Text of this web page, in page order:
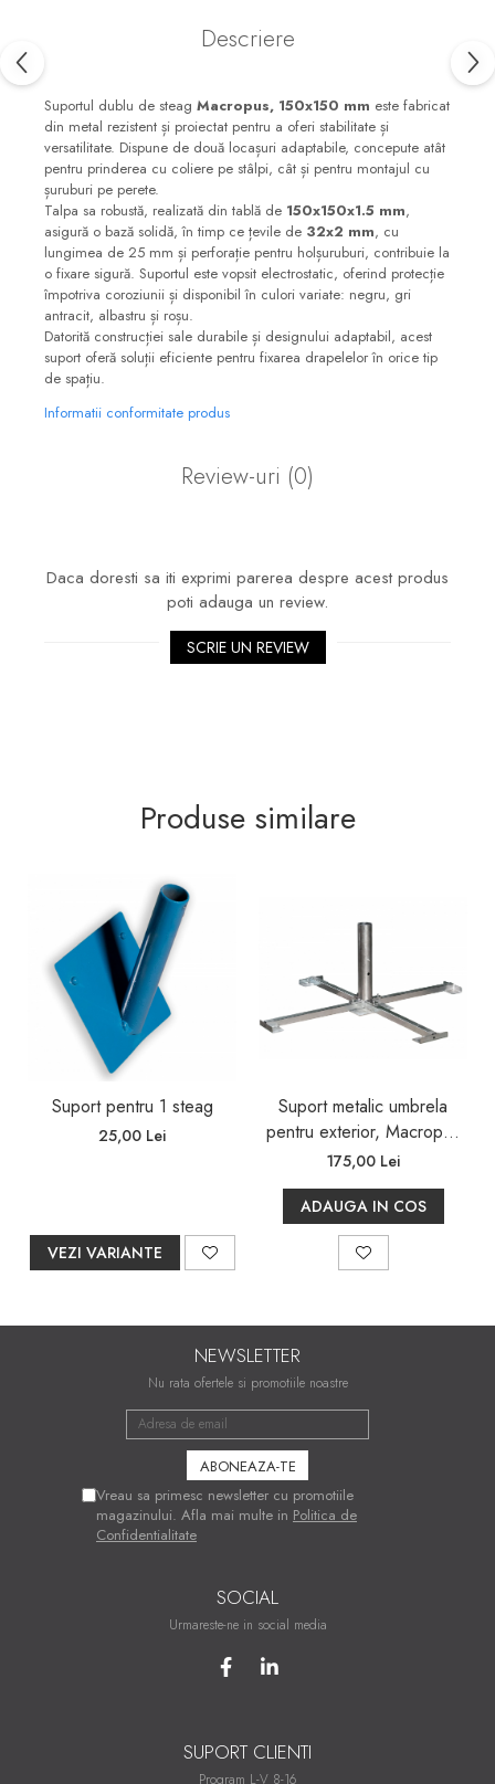
Descriere
Suportul dublu de steag Macropus, 150x150 mm este fabricat
din metal rezistent și proiectat pentru a oferi stabilitate și
versatilitate. Dispune de două locașuri adaptabile, concepute atât
pentru prinderea cu coliere pe stâlpi, cât și pentru montajul cu
șuruburi pe perete.
Talpa sa robustă, realizată din tablă de 150x150x1.5 mm,
asigură o bază solidă, în timp ce țevile de 32x2 mm, cu
lungimea de 25 mm și perforație pentru holșuruburi, contribuie la
o fixare sigură. Suportul este vopsit electrostatic, oferind protecție
împotriva coroziunii și disponibil în culori variate: negru, gri
antracit, albastru și roșu.
Datorită construcției sale durabile și designului adaptabil, acest
suport oferă soluții eficiente pentru fixarea drapelelor în orice tip
de spațiu.
Informatii conformitate produs
Review-uri (0)
Daca doresti sa iti exprimi parerea despre acest produs
poti adauga un review.
SCRIE UN REVIEW
Produse similare
Suport pentru 1 steag
25,00 Lei
VEZI VARIANTE
Suport metalic umbrela
pentru exterior, Macropus
870x870
175,00 Lei
ADAUGA IN COS
NEWSLETTER
Nu rata ofertele si promotiile noastre
Vreau sa primesc newsletter cu promotiile
magazinului. Afla mai multe in Politica de
Confidentialitate
SOCIAL
Urmareste-ne in social media
SUPORT CLIENTI
Program L-V 8-16